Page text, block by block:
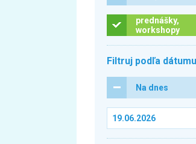
prednášky,
workshopy
Filtruj podľa dátumu
Na dnes